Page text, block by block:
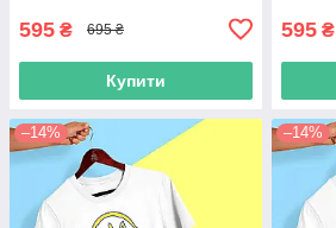
595 ₴ 695 ₴
Купити
595 ₴
–14% –14%